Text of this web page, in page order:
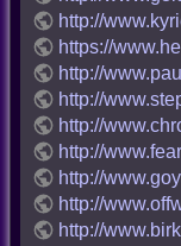
http://
https://
http://
http://
http://
http://
http://
http://
http://